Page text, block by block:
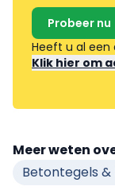
Probeer nu
Heeft u al
Klik hier om
Meer weten
Betontegels &